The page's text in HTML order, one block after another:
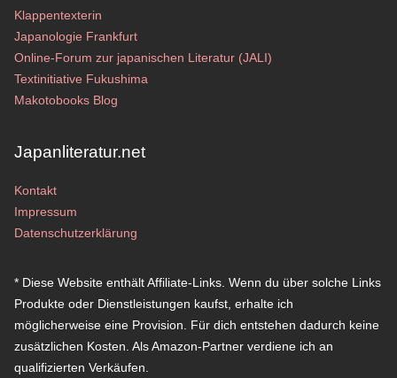
Klappentexterin
Japanologie Frankfurt
Online-Forum zur japanischen Literatur (JALI)
Textinitiative Fukushima
Makotobooks Blog
Japanliteratur.net
Kontakt
Impressum
Datenschutzerklärung
* Diese Website enthält Affiliate-Links. Wenn du über solche Links
Produkte oder Dienstleistungen kaufst, erhalte ich
möglicherweise eine Provision. Für dich entstehen dadurch keine
zusätzlichen Kosten. Als Amazon-Partner verdiene ich an
qualifizierten Verkäufen.